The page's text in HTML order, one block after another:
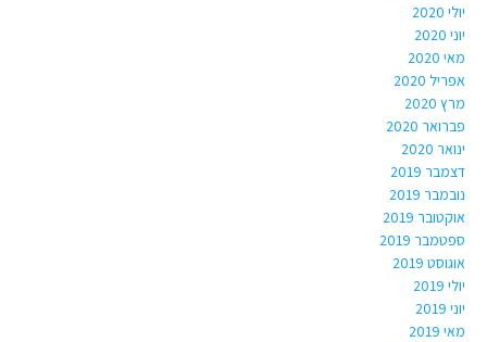
יולי 2020
יוני 2020
מאי 2020
אפריל 2020
מרץ 2020
פברואר 2020
ינואר 2020
דצמבר 2019
נובמבר 2019
אוקטובר 2019
ספטמבר 2019
אוגוסט 2019
יולי 2019
יוני 2019
מאי 2019